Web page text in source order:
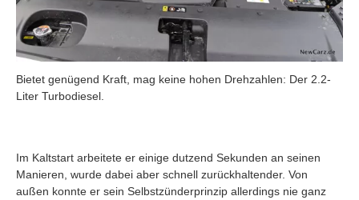
Bietet genügend Kraft, mag keine hohen Drehzahlen: Der 2.2-
Liter Turbodiesel.
Im Kaltstart arbeitete er einige dutzend Sekunden an seinen
Manieren, wurde dabei aber schnell zurückhaltender. Von
außen konnte er sein Selbstzünderprinzip allerdings nie ganz